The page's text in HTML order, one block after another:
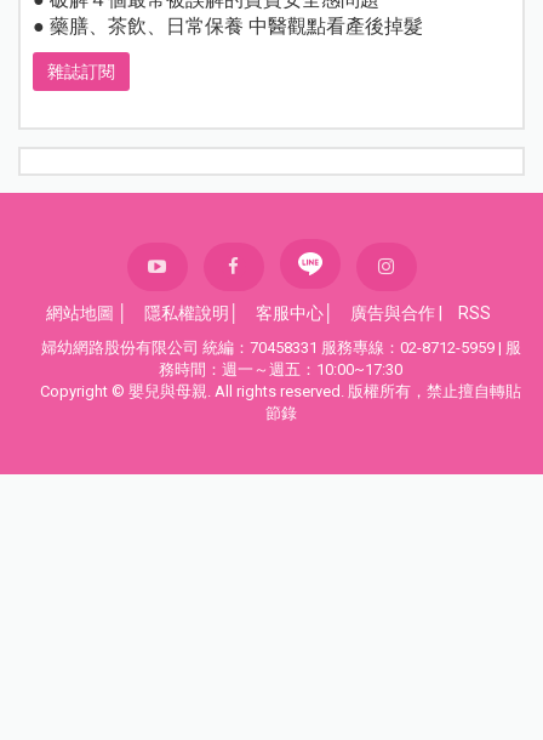
● 藥膳、茶飲、日常保養 中醫觀點看產後掉髮
雜誌訂閱
網站地圖 隱私權說明 客服中心 廣告與合作 RSS
婦幼網路股份有限公司 統編：70458331 服務專線：02-8712-5959 | 服
務時間：週一～週五：10:00~17:30
Copyright © 嬰兒與母親. All rights reserved. 版權所有，禁止擅自轉貼
節錄